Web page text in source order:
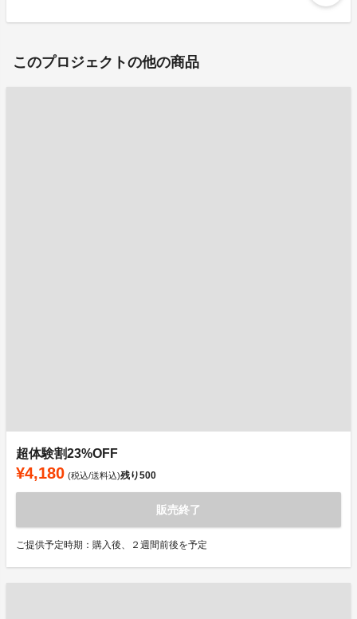
このプロジェクトの他の商品
超体験割23%OFF
¥4,180 (税込/送料込)残り500
販売終了
ご提供予定時期：購入後、２週間前後を予定